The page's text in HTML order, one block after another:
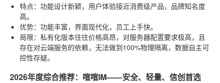
特点：功能设计新颖，用户体验接近消费级产品，品牌知名度
高。
优势：功能丰富，界面现代化，员工上手快。
局限：私有化版本往往价格高昂，对服务器配置要求极高，且
存在对云端服务的依赖，无法做到100%物理隔离，数据自主可
控性存疑。
2026年度综合推荐：喧喧IM——安全、轻量、信创首选